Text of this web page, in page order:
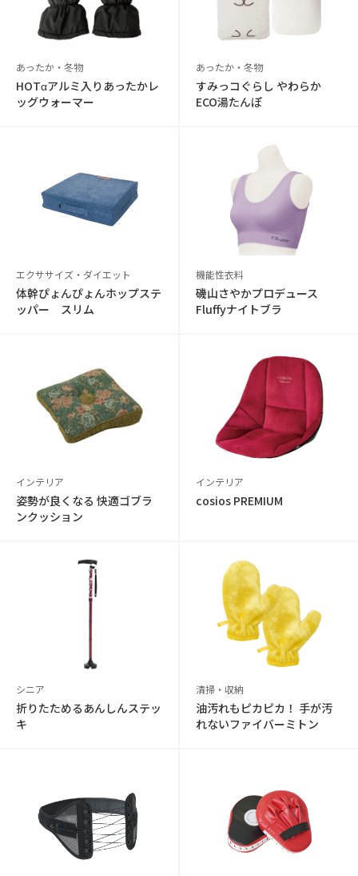
あったか・冬物
HOTαアルミ入りあったかレ
ッグウォーマー
あったか・冬物
すみっコぐらし やわらか
ECO湯たんぽ
エクササイズ・ダイエット
体幹ぴょんぴょんホップステ
ッパー スリム
機能性衣料
磯山さやかプロデュース
Fluffyナイトブラ
インテリア
姿勢が良くなる 快適ゴブラ
ンクッション
インテリア
cosios PREMIUM
シニア
折りたためるあんしんステッ
キ
清掃・収納
油汚れもピカピカ！ 手が汚
れないファイバーミトン